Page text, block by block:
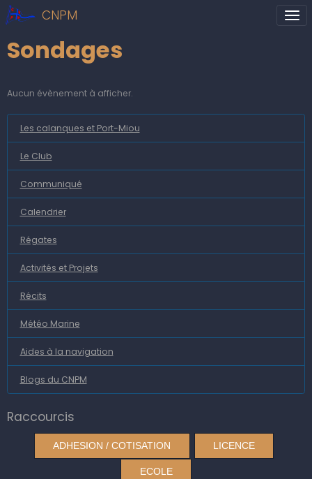
CNPM
Sondages
Aucun évènement à afficher.
Les calanques et Port-Miou
Le Club
Communiqué
Calendrier
Régates
Activités et Projets
Récits
Météo Marine
Aides à la navigation
Blogs du CNPM
Raccourcis
ADHESION / COTISATION LICENCE
ECOLE